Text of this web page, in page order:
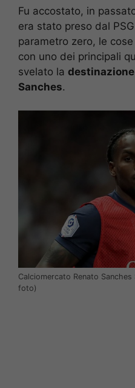
Fu accostato, in
era stato preso dal
parametro zero, le
con uno dei principali
svelato la destinazione
Sanches.
Calciomercato Renato
foto)